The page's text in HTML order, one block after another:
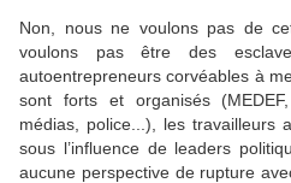
Non, nous ne voulons pas de
voulons pas être des
autoentrepreneurs corvéables à
sont forts et organisés
médias, police...), les travailleurs
sous l’influence de leaders
aucune perspective de rupture